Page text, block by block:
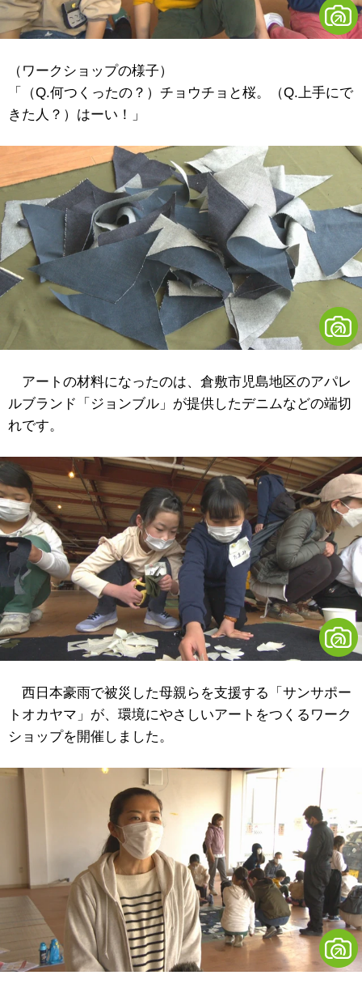
（ワークショップの様子）
「（Q.何つくったの？）チョウチョと桜。（Q.上手にで
きた人？）はーい！」
アートの材料になったのは、倉敷市児島地区のアパレ
ルブランド「ジョンブル」が提供したデニムなどの端切
れです。
西日本豪雨で被災した母親らを支援する「サンサポー
トオカヤマ」が、環境にやさしいアートをつくるワーク
ショップを開催しました。